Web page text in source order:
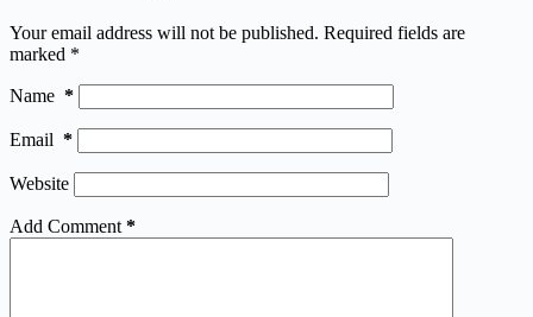
Your email address will not be published. Required fields are
marked *
Name *
Email *
Website
Add Comment *